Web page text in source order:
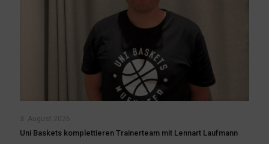
3. August 2026
Uni Baskets komplettieren Trainerteam mit Lennart Laufmann